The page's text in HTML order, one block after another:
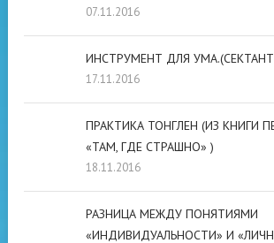
07.11.2016
ИНСТРУМЕНТ ДЛЯ
17.11.2016
ПРАКТИКА ТОНГЛЕН (ИЗ КНИГИ
«ТАМ, ГДЕ СТРАШНО» )
18.11.2016
РАЗНИЦА МЕЖДУ ПОНЯТИЯМИ
«ИНДИВИДУАЛЬНОСТИ» И